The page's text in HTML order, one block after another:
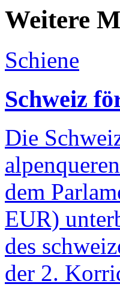
Weitere
Schiene
Schweiz
Die
dem
EUR)
des
der 2.